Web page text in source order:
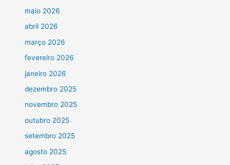
maio 2026
abril 2026
março 2026
fevereiro 2026
janeiro 2026
dezembro 2025
novembro 2025
outubro 2025
setembro 2025
agosto 2025